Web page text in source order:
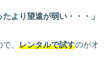
より望遠が弱い・・・」
、 レンタルで試すのがオ